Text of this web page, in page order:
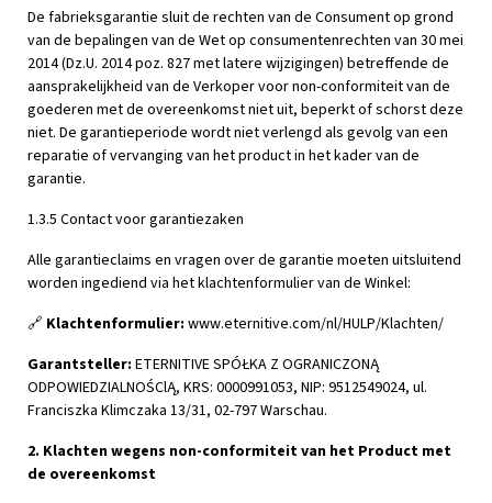
De fabrieksgarantie sluit de rechten van de Consument op grond
van de bepalingen van de Wet op consumentenrechten van 30 mei
2014 (Dz.U. 2014 poz. 827 met latere wijzigingen) betreffende de
aansprakelijkheid van de Verkoper voor non-conformiteit van de
goederen met de overeenkomst niet uit, beperkt of schorst deze
niet. De garantieperiode wordt niet verlengd als gevolg van een
reparatie of vervanging van het product in het kader van de
garantie.
1.3.5 Contact voor garantiezaken
Alle garantieclaims en vragen over de garantie moeten uitsluitend
worden ingediend via het klachtenformulier van de Winkel:
🔗 Klachtenformulier: www.eternitive.com/nl/HULP/Klachten/
Garantsteller: ETERNITIVE SPÓŁKA Z OGRANICZONĄ
ODPOWIEDZIALNOŚClĄ, KRS: 0000991053, NIP: 9512549024, ul.
Franciszka Klimczaka 13/31, 02-797 Warschau.
2. Klachten wegens non-conformiteit van het Product met
de overeenkomst